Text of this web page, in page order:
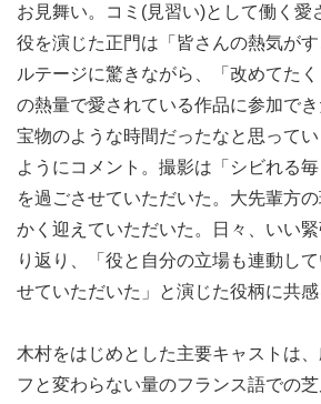
お見舞い。コミ(見習い)として働く愛
役を演じた正門は「皆さんの熱気が
ルテージに驚きながら、「改めてた
の熱量で愛されている作品に参加で
宝物のような時間だったなと思って
ようにコメント。撮影は「シビれる
を過ごさせていただいた。大先輩方
かく迎えていただいた。日々、いい
り返り、「役と自分の立場も連動し
せていただいた」と演じた役柄に共感
木村をはじめとした主要キャストは
フと変わらない量のフランス語での